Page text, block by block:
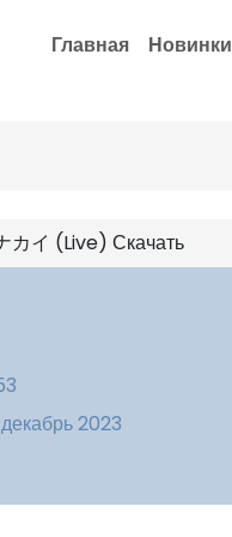
Главная Новинки
カイ (Live) Скачать
2023